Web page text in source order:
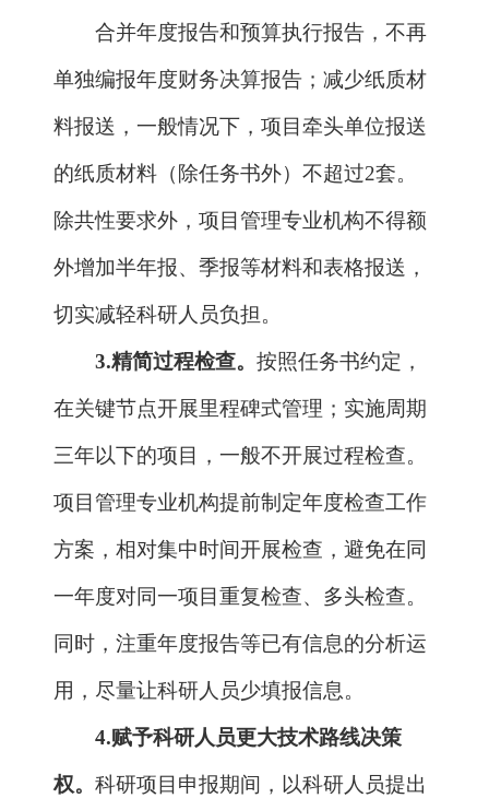
在关键节点开展里程碑式管理；实施周期
方案，相对集中时间开展检查，避免在同
一年度对同一项目重复检查、多头检查。
同时，注重年度报告等已有信息的分析运
用，尽量让科研人员少填报信息。
4. 赋予科研人员更大技术路线决策
期间，科研人员可以在研究方向不变、不
降低考核指标的前提下自主调整研究方案
和技术路线，由项目牵头单位报项目管理
专业机构备案。
相应调整，并在遵守科研人员限项规定及
符合诚信要求的前提下自主调整项目骨
干、一般参与人员，由项目牵头单位报项